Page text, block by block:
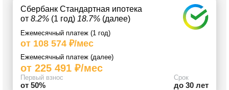
Сбербанк Стандартная ипотека
от 8.2% (1 год) 18.7% (далее)
Ежемесячный платеж (1 год)
от 108 574 ₽/мес
Ежемесячный платеж (далее)
от 225 491 ₽/мес
Первый взнос
от 50%
Срок
до 30 лет